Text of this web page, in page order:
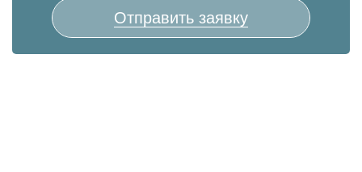
Отправить заявку